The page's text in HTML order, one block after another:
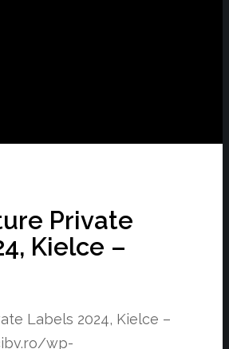
Private
Kielce –
Labels 2024, Kielce –
wp-